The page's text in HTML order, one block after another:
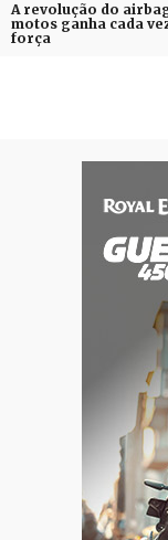
A revolução do
motos ganha cada
força